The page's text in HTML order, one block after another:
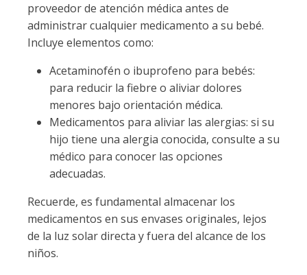
proveedor de atención médica antes de
administrar cualquier medicamento a su bebé.
Incluye elementos como:
Acetaminofén o ibuprofeno para bebés:
para reducir la fiebre o aliviar dolores
menores bajo orientación médica.
Medicamentos para aliviar las alergias: si su
hijo tiene una alergia conocida, consulte a su
médico para conocer las opciones
adecuadas.
Recuerde, es fundamental almacenar los
medicamentos en sus envases originales, lejos
de la luz solar directa y fuera del alcance de los
niños.